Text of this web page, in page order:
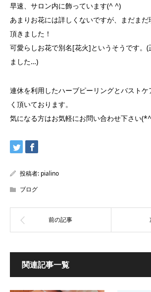
早速、サロン内に飾っています(^ ^)
あまりお花には詳しくないですが、まだまだ
頂きました！
可愛らしお花で別名[花火]というそうです。
ました…)
連休を利用したハーブピーリングとバスト
く頂いております。
気になる方はお気軽にお問い合わせ下さい
投稿者: pialino
ブログ
関連記事一覧